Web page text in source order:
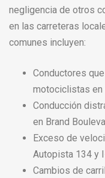
negligencia de otros
en las carreteras
comunes incluyen:
Conductores
motociclistas en
Conducción
en Brand
Exceso de
Autopista 134 y
Cambios de